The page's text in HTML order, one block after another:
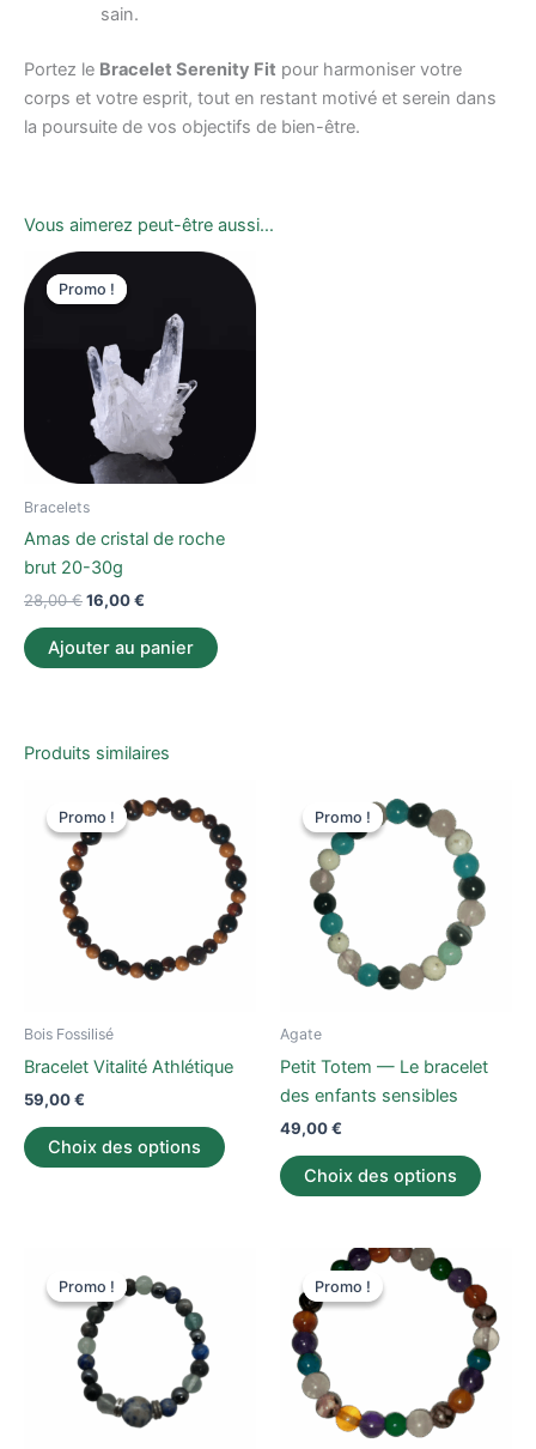
sain.
Portez le Bracelet Serenity Fit pour harmoniser votre
corps et votre esprit, tout en restant motivé et serein dans
la poursuite de vos objectifs de bien-être.
Vous aimerez peut-être aussi…
Promo !
Promo !
Bracelets
Amas de cristal de roche
brut 20-30g
28,00€
prix
initial
28,00 €.
16,00€
est :
16,00 €.
Ajouter au panier
Produits similaires
Promo !
Promo !
Bois Fossilisé
Bracelet Vitalité Athlétique
59,00€
Choix des options
produit
a
plusieurs
variations.
Les
sur
page
Promo !
Promo !
Agate
Petit Totem — Le bracelet
des enfants sensibles
49,00€
Choix des options
sur
du
Promo !
Promo !
plusieurs
variations.
Promo !
Promo !
produit
a